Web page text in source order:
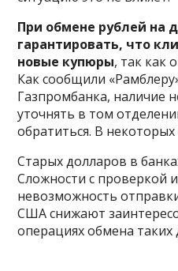
При обмене рублей на
гарантировать, что
новые купюры, так как
Как сообщили
Газпромбанка, наличие
уточнять в том
обратиться. В
Старых долларов в
Сложности с проверкой
невозможность
США снижают
операциях обмена таких